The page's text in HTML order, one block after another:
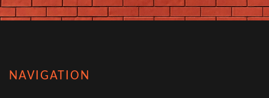
NAVIGATION